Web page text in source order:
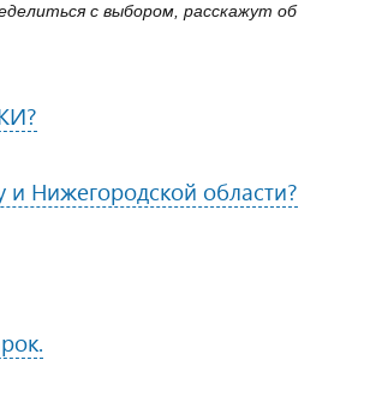
с выбором, расскажут об
Нижегородской области?